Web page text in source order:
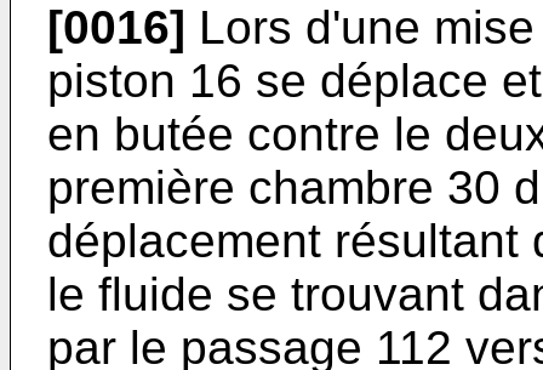
[0016] Lors d'une
piston 16 se déplace
en butée contre le
première chambre 30
déplacement résultant
le fluide se trouvant
par le passage 112